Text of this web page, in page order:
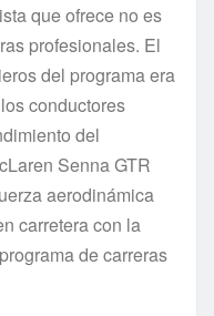
que ofrece no es
profesionales. El
del programa era
conductores
del
Senna GTR
aerodinámica
carretera con la
de carreras